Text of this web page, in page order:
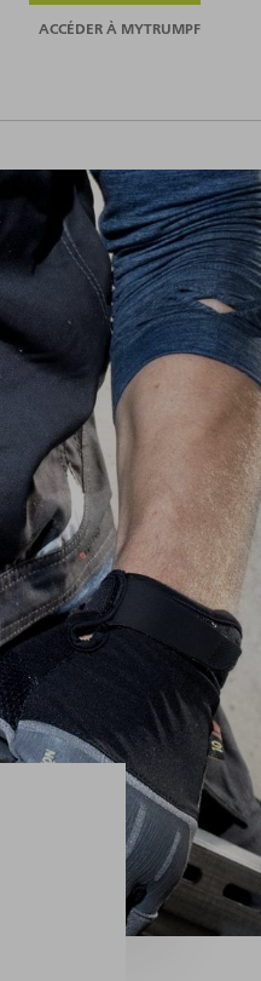
ACCÉDER À MYTRUMPF